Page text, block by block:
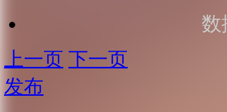
数
上一页 下一页
发布